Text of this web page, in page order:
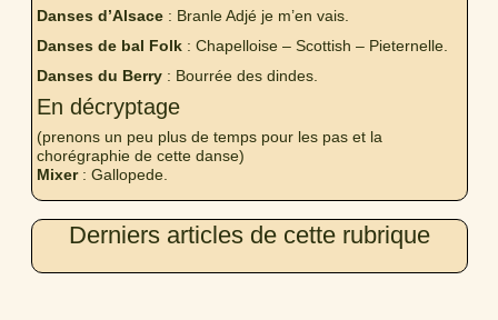
Danses d’Alsace: Branle Adjé je m’en vais.
Danses de bal Folk: Chapelloise – Scottish – Pieternelle.
Danses du Berry: Bourrée des dindes.
En décryptage
(prenons un peu plus de temps pour les pas et la
chorégraphie de cette danse)
Mixer: Gallopede.
Derniers articles de cette rubrique